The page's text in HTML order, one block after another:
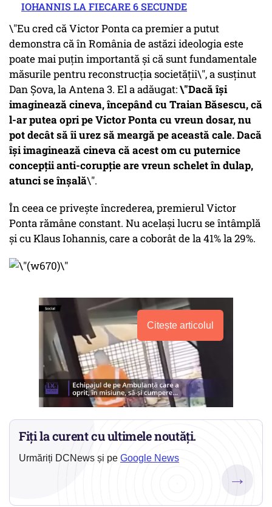
IOHANNIS LA FIECARE 6 SECUNDE
\"Eu cred că Victor Ponta ca premier a putut
demonstra că în România de astăzi ideologia este
poate mai puțin importantă și că sunt fundamentale
măsurile pentru reconstrucția societății\", a susținut
Dan Șova, la Antena 3. El a adăugat:\"Dacă își
imaginează cineva, începând cu Traian Băsescu, că
l-ar putea opri pe Victor Ponta cu vreun dosar, nu
pot decât să îi urez să meargă pe această cale. Dacă
își imaginează cineva că acest om cu puternice
concepții anti-corupție are vreun schelet în dulap,
atunci se înșală\".
În ceea ce privește încrederea, premierul Victor
Ponta rămâne constant. Nu același lucru se întâmplă
și cu Klaus Iohannis, care a coborât de la 41% la 29%.
Citește articolul
Fiți la curent cu ultimele noutăți.
Urmăriți DCNews și pe Google News
→